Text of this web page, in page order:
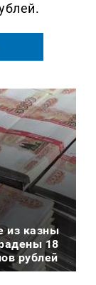
из казны
18
рублей